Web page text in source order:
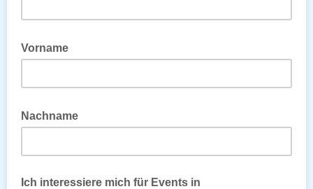
Vorname
Nachname
Ich interessiere mich für Events in